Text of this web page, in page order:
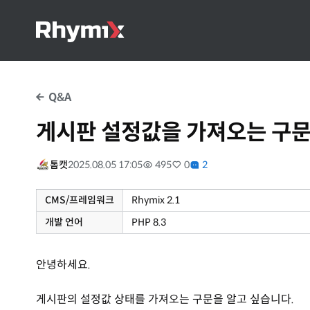
Q&A
게시판 설정값을 가져오는 구
톰캣2025.08.05 17:05 495 0 2
CMS/프레임워크
Rhymix 2.1
개발 언어
PHP 8.3
안녕하세요.
게시판의 설정값 상태를 가져오는 구문을 알고 싶습니다.